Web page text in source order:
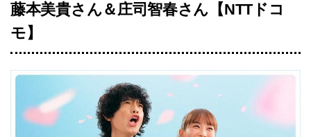
藤本美貴さん＆庄司智春さん【NTTドコ
モ】